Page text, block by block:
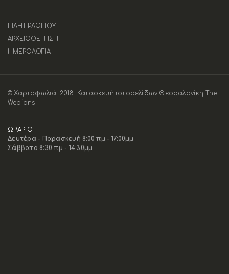
ΕΙΔΗ ΓΡΑΦΕΙΟΥ
ΑΡΧΕΙΟΘΕΤΗΣΗ
ΗΜΕΡΟΛΟΓΙΑ
© Χαρτοφωλιά. 2018. Κατασκευή ιστοσελίδων Θεσσαλονίκη The
Webians
ΩΡΑΡΙΟ
Δευτέρα - Παρασκευή 8:00 πμ - 17:00μμ
Σάββατο 8:30 πμ - 14:30μμ